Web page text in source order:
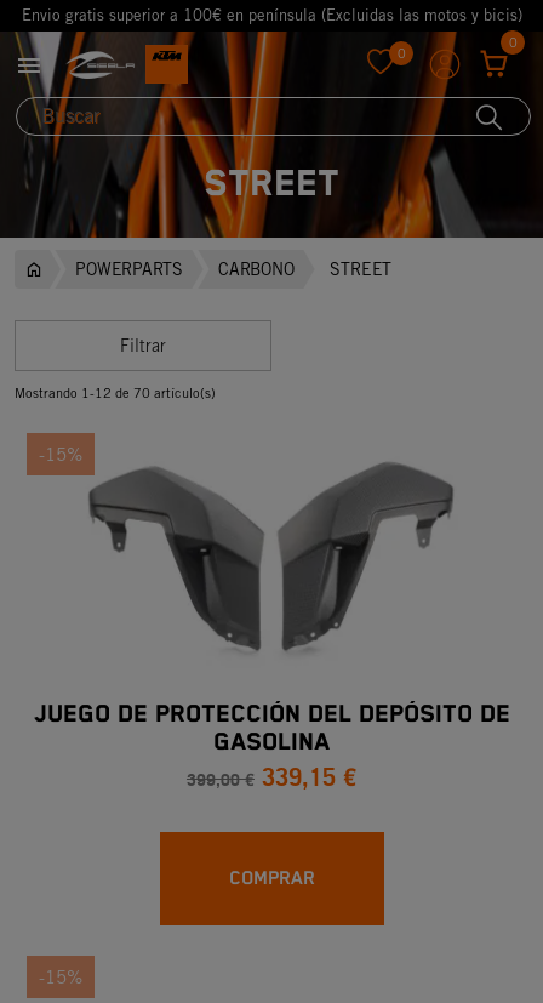
Envio gratis superior a 100€ en península (Excluidas las motos y bicis)
 0
0
STREET
POWERPARTS CARBONO STREET
Filtrar
Mostrando 1-12 de 70 artículo(s)
-15%
JUEGO DE PROTECCIÓN DEL DEPÓSITO DE
GASOLINA
399,00 € 339,15 €
COMPRAR
-15%